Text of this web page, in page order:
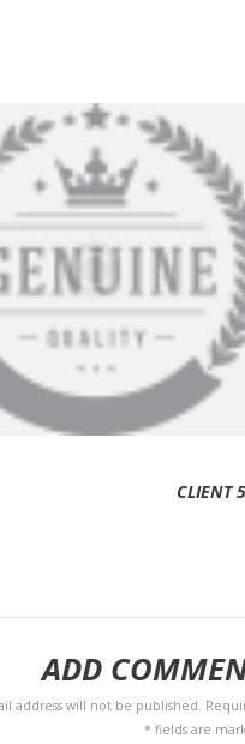
CLIENT 5
ADD
address will not be published.
fields are